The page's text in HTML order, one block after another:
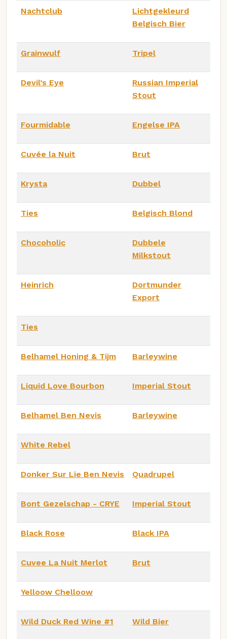
Nachtclub
Lichtgekleurd
Belgisch Bier
Grainwulf Tripel
Devil’s Eye
Russian Imperial
Stout
Fourmidable Engelse IPA
Cuvée la Nuit Brut
Krysta Dubbel
Ties Belgisch Blond
Chocoholic
Dubbele
Milkstout
Heinrich
Dortmunder
Export
Ties
Belhamel Honing & Tijm Barleywine
Liquid Love Bourbon Imperial Stout
Belhamel Ben Nevis Barleywine
White Rebel
Donker Sur Lie Ben Nevis Quadrupel
Bont Gezelschap - CRYE Imperial Stout
Black Rose Black IPA
Cuvee La Nuit Merlot Brut
Yelloow Chelloow
Wild Duck Red Wine #1 Wild Bier